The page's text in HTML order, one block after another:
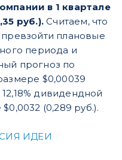
в 1 квартале
руб.).Считаем, что
плановые
периода и
прогноз по
$0,00039
12,18% дивидендной
(0,289 руб.).
ИДЕИ